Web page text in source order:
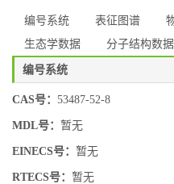
编号系统 表征图谱
生态学数据
分子结构数据
编号系统
CAS号： 53487-52-8
MDL号： 暂无
EINECS号： 暂无
RTECS号： 暂无